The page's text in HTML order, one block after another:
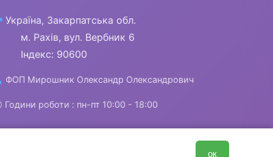
ок
Україна, Закарпатська обл.
м. Рахів, вул. Вербник 6
Індекс: 90600
ФОП Мирошник Олександр Олександрович
Години роботи : пн-пт 10:00 - 18:00